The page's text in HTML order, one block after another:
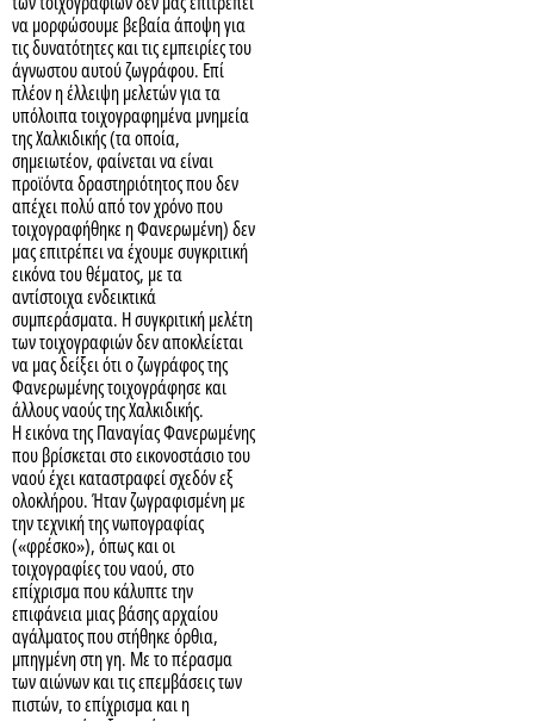
να μορφώσουμε βεβαία άποψη για
τις δυνατότητες και τις εμπειρίες του
άγνωστου αυτού ζωγράφου. Επί
πλέον η έλλειψη μελετών για τα
υπόλοιπα τοιχογραφημένα μνημεία
της Χαλκιδικής (τα οποία,
σημειωτέον, φαίνεται να είναι
προϊόντα δραστηριότητος που δεν
απέχει πολύ από τον χρόνο που
τοιχογραφήθηκε η Φανερωμένη) δεν
μας επιτρέπει να έχουμε συγκριτική
εικόνα του θέματος, με τα
αντίστοιχα ενδεικτικά
συμπεράσματα. Η συγκριτική μελέτη
των τοιχογραφιών δεν αποκλείεται
να μας δείξει ότι ο ζωγράφος της
Φανερωμένης τοιχογράφησε και
άλλους ναούς της Χαλκιδικής.
Η εικόνα της Παναγίας Φανερωμένης
που βρίσκεται στο εικονοστάσιο του
ναού έχει καταστραφεί σχεδόν εξ
ολοκλήρου. Ήταν ζωγραφισμένη με
την τεχνική της νωπογραφίας
(«φρέσκο»), όπως και οι
τοιχογραφίες του ναού, στο
επίχρισμα που κάλυπτε την
επιφάνεια μιας βάσης αρχαίου
αγάλματος που στήθηκε όρθια,
μπηγμένη στη γη. Με το πέρασμα
των αιώνων και τις επεμβάσεις των
πιστών, το επίχρισμα και η